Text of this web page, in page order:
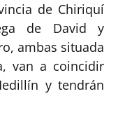
de Chiriquí
de David y
ambas situada
van a coincidir
y tendrán